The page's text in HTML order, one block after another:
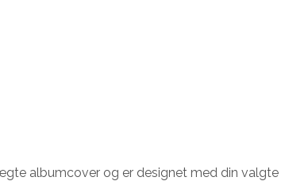
albumcover og er designet med din valgte